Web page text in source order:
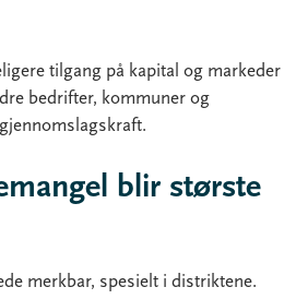
tilgang på kapital og markeder
bedrifter, kommuner og
blir største
merkbar, spesielt i distriktene.